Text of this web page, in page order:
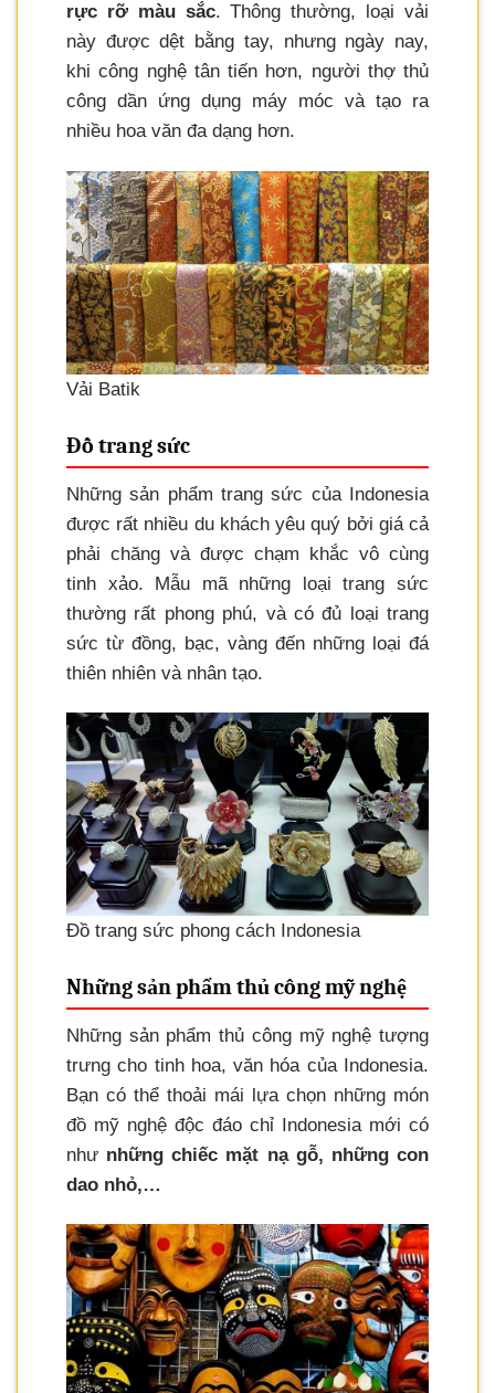
rực rỡ màu sắc. Thông thường, loại vải
này được dệt bằng tay, nhưng ngày nay,
khi công nghệ tân tiến hơn, người thợ thủ
công dần ứng dụng máy móc và tạo ra
nhiều hoa văn đa dạng hơn.
Vải Batik
Đồ trang sức
Những sản phẩm trang sức của Indonesia
được rất nhiều du khách yêu quý bởi giá cả
phải chăng và được chạm khắc vô cùng
tinh xảo. Mẫu mã những loại trang sức
thường rất phong phú, và có đủ loại trang
sức từ đồng, bạc, vàng đến những loại đá
thiên nhiên và nhân tạo.
Đồ trang sức phong cách Indonesia
Những sản phẩm thủ công mỹ nghệ
Những sản phẩm thủ công mỹ nghệ tượng
trưng cho tinh hoa, văn hóa của Indonesia.
Bạn có thể thoải mái lựa chọn những món
đồ mỹ nghệ độc đáo chỉ Indonesia mới có
như những chiếc mặt nạ gỗ, những con
dao nhỏ,…